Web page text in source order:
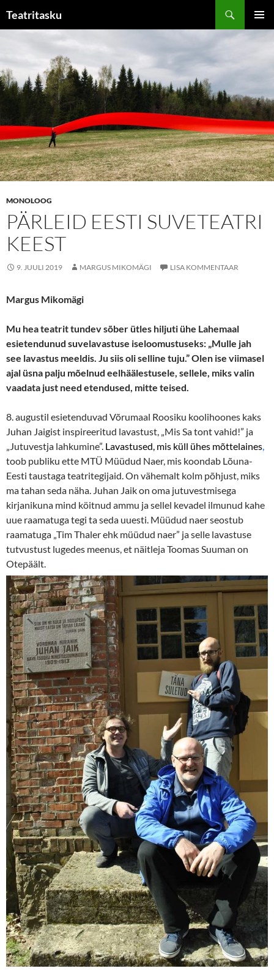
sisu
Teatritasku
MONOLOOG
PÄRLEID EESTI SUVETEATRI
KEEST
9. JUULI 2019 MARGUS MIKOMÄGI LISA KOMMENTAAR
Margus Mikomägi
Mu hea teatrit tundev sõber ütles hiljuti ühe Lahemaal
esietendunud suvelavastuse iseloomustuseks: „Mulle jah
see lavastus meeldis. Ju siis oli selline tuju.” Olen ise viimasel
ajal üsna palju mõelnud eelhäälestusele, sellele, miks valin
vaadata just need etendused, mitte teised.
8. augustil esietenduvad Võrumaal Roosiku koolihoones kaks
Juhan Jaigist inspireeritud lavastust, „Mis Sa tont vahid!” ja
„Jutuvestja lahkumine”. Lavastused, mis küll ühes mõttelaines,
toob publiku ette MTÜ Müüdud Naer, mis koondab Lõuna-
Eesti taustaga teatritegijaid. On vähemalt kolm põhjust, miks
ma tahan seda näha. Juhan Jaik on oma jutuvestmisega
kirjanikuna mind köitnud ammu ja sellel kevadel ilmunud kahe
uue raamatuga tegi ta seda uuesti. Müüdud naer seostub
raamatuga „Tim Thaler ehk müüdud naer” ja selle lavastuse
tutvustust lugedes meenus, et näitleja Toomas Suuman on
Otepäält.